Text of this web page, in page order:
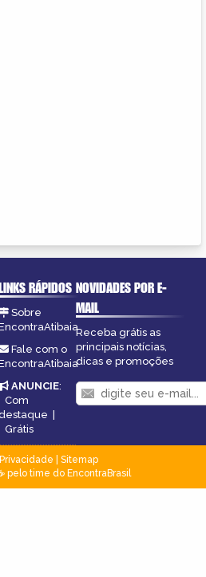
RÁPIDOS
Sobre
Fale com o
ANUNCIE:
Com
Grátis
NOVIDADES POR E-
MAIL
Receba grátis as
principais notícias,
dicas e promoções
Privacidade
Sitemap
pelo time do EncontraBrasil